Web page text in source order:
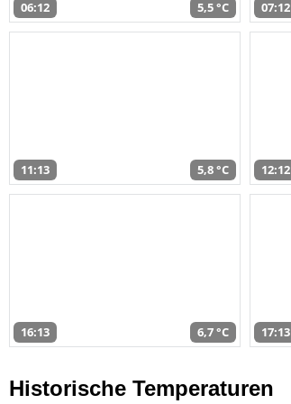
06:12 5,5 °C 07:12
11:13 5,8 °C 12:12
16:13 6,7 °C 17:13
Historische Temperaturen